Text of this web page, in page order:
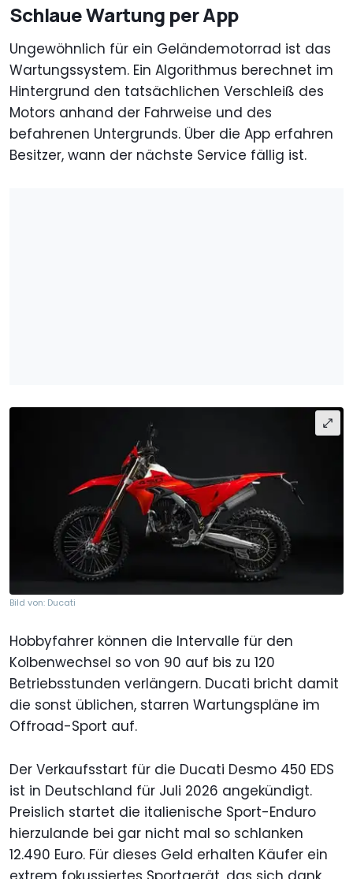
Schlaue Wartung per App
Ungewöhnlich für ein Geländemotorrad ist das
Wartungssystem. Ein Algorithmus berechnet im
Hintergrund den tatsächlichen Verschleiß des
Motors anhand der Fahrweise und des
befahrenen Untergrunds. Über die App erfahren
Besitzer, wann der nächste Service fällig ist.
Bild von: Ducati
Hobbyfahrer können die Intervalle für den
Kolbenwechsel so von 90 auf bis zu 120
Betriebsstunden verlängern. Ducati bricht damit
die sonst üblichen, starren Wartungspläne im
Offroad-Sport auf.
Der Verkaufsstart für die Ducati Desmo 450 EDS
ist in Deutschland für Juli 2026 angekündigt.
Preislich startet die italienische Sport-Enduro
hierzulande bei gar nicht mal so schlanken
12.490 Euro. Für dieses Geld erhalten Käufer ein